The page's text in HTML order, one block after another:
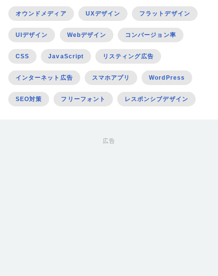
オウンドメディア UXデザイン フラットデザイン
UIデザイン Webデザイン コンバージョン率
CSS JavaScript リスティング広告
インターネット広告 スマホアプリ WordPress
SEO対策 フリーフォント レスポンシブデザイン
広告